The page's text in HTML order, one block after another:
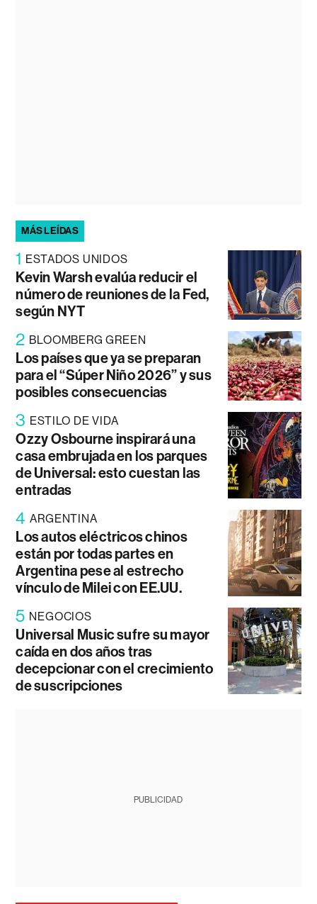
MÁS LEÍDAS
1 ESTADOS UNIDOS
Kevin Warsh evalúa reducir el
número de reuniones de la Fed,
según NYT
2 BLOOMBERG GREEN
Los países que ya se preparan
para el “Súper Niño 2026” y sus
posibles consecuencias
3 ESTILO DE VIDA
Ozzy Osbourne inspirará una
casa embrujada en los parques
de Universal: esto cuestan las
entradas
4 ARGENTINA
Los autos eléctricos chinos
están por todas partes en
Argentina pese al estrecho
vínculo de Milei con EE.UU.
5 NEGOCIOS
Universal Music sufre su mayor
caída en dos años tras
decepcionar con el crecimiento
de suscripciones
PUBLICIDAD